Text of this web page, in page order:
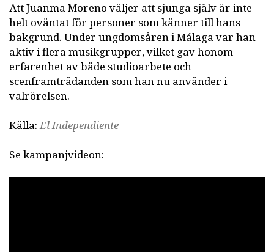
Att Juanma Moreno väljer att sjunga själv är inte
helt oväntat för personer som känner till hans
bakgrund. Under ungdomsåren i Málaga var han
aktiv i flera musikgrupper, vilket gav honom
erfarenhet av både studioarbete och
scenframträdanden som han nu använder i
valrörelsen.
Källa:El Independiente
Se kampanjvideon: